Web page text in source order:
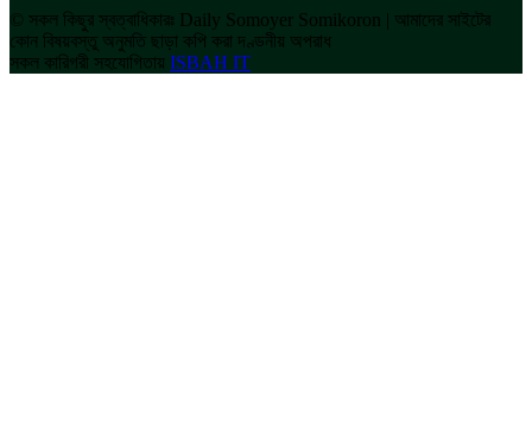
© সকল কিছুর স্বত্বাধিকারঃ Daily Somoyer Somikoron | আমাদের সাইটের
কোন বিষয়বস্তু অনুমতি ছাড়া কপি করা দণ্ডনীয় অপরাধ
সকল কারিগরী সহযোগিতায় ISBAH IT